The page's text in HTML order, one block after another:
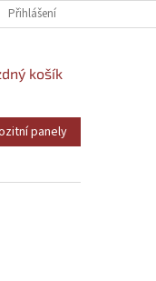
Přihlášení
košík
panely